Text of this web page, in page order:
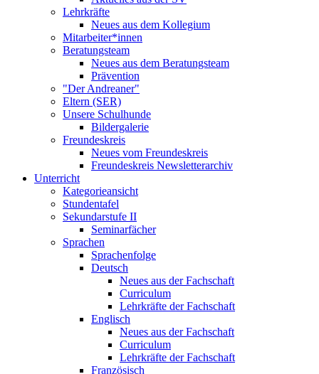
Lehrkräfte
Neues aus dem Kollegium
Mitarbeiter*innen
Beratungsteam
Neues aus dem Beratungsteam
Prävention
"Der Andreaner"
Eltern (SER)
Unsere Schulhunde
Bildergalerie
Freundeskreis
Neues vom Freundeskreis
Freundeskreis Newsletterarchiv
Unterricht
Kategorieansicht
Stundentafel
Sekundarstufe II
Seminarfächer
Sprachen
Sprachenfolge
Deutsch
Neues aus der Fachschaft
Curriculum
Lehrkräfte der Fachschaft
Englisch
Neues aus der Fachschaft
Curriculum
Lehrkräfte der Fachschaft
Französisch